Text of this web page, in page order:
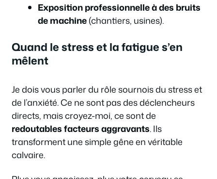
Exposition professionnelle à des bruits
de machine(chantiers, usines).
Quand le stress et la fatigue s’en
mêlent
Je dois vous parler du rôle sournois du stress et
de l’anxiété. Ce ne sont pas des déclencheurs
directs, mais croyez-moi, ce sont de
redoutables facteurs aggravants. Ils
transforment une simple gêne en véritable
calvaire.